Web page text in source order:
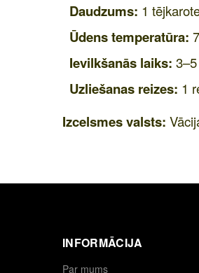
Daudzums: 1
Ūdens temperatūra:
Ievilkšanās laiks:
Uzliešanas reizes: 1
Izcelsmes valsts:
INFORMĀCIJA
Par mums